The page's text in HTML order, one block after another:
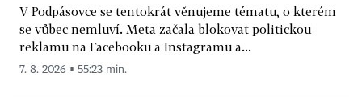
V Podpásovce se tentokrát věnujeme tématu, o kterém
se vůbec nemluví. Meta začala blokovat politickou
reklamu na Facebooku a Instagramu a...
7. 8. 2026 ▪ 55:23 min.